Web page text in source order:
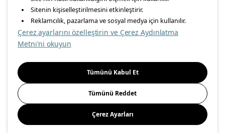
linkedin
Energy Policy Information Security Policy
Food Safety Policy
Important Notice Privacy Agreement Personal Data Protection
Cookie Policy
© Inter IKEA Systems B.V 1999-
Please select to see the content specific to your delivery
location for your orders from Online Store.
Select a city first
Please select
Save
Sitenin kişiselleştirilmesini etkinleştirir.
Reklamcılık, pazarlama ve sosyal medya için kullanılır.
Çerez ayarlarını özelleştirin ve Çerez Aydınlatma
Metni'ni okuyun
Tümünü Kabul Et
Tümünü Reddet
Çerez Ayarları